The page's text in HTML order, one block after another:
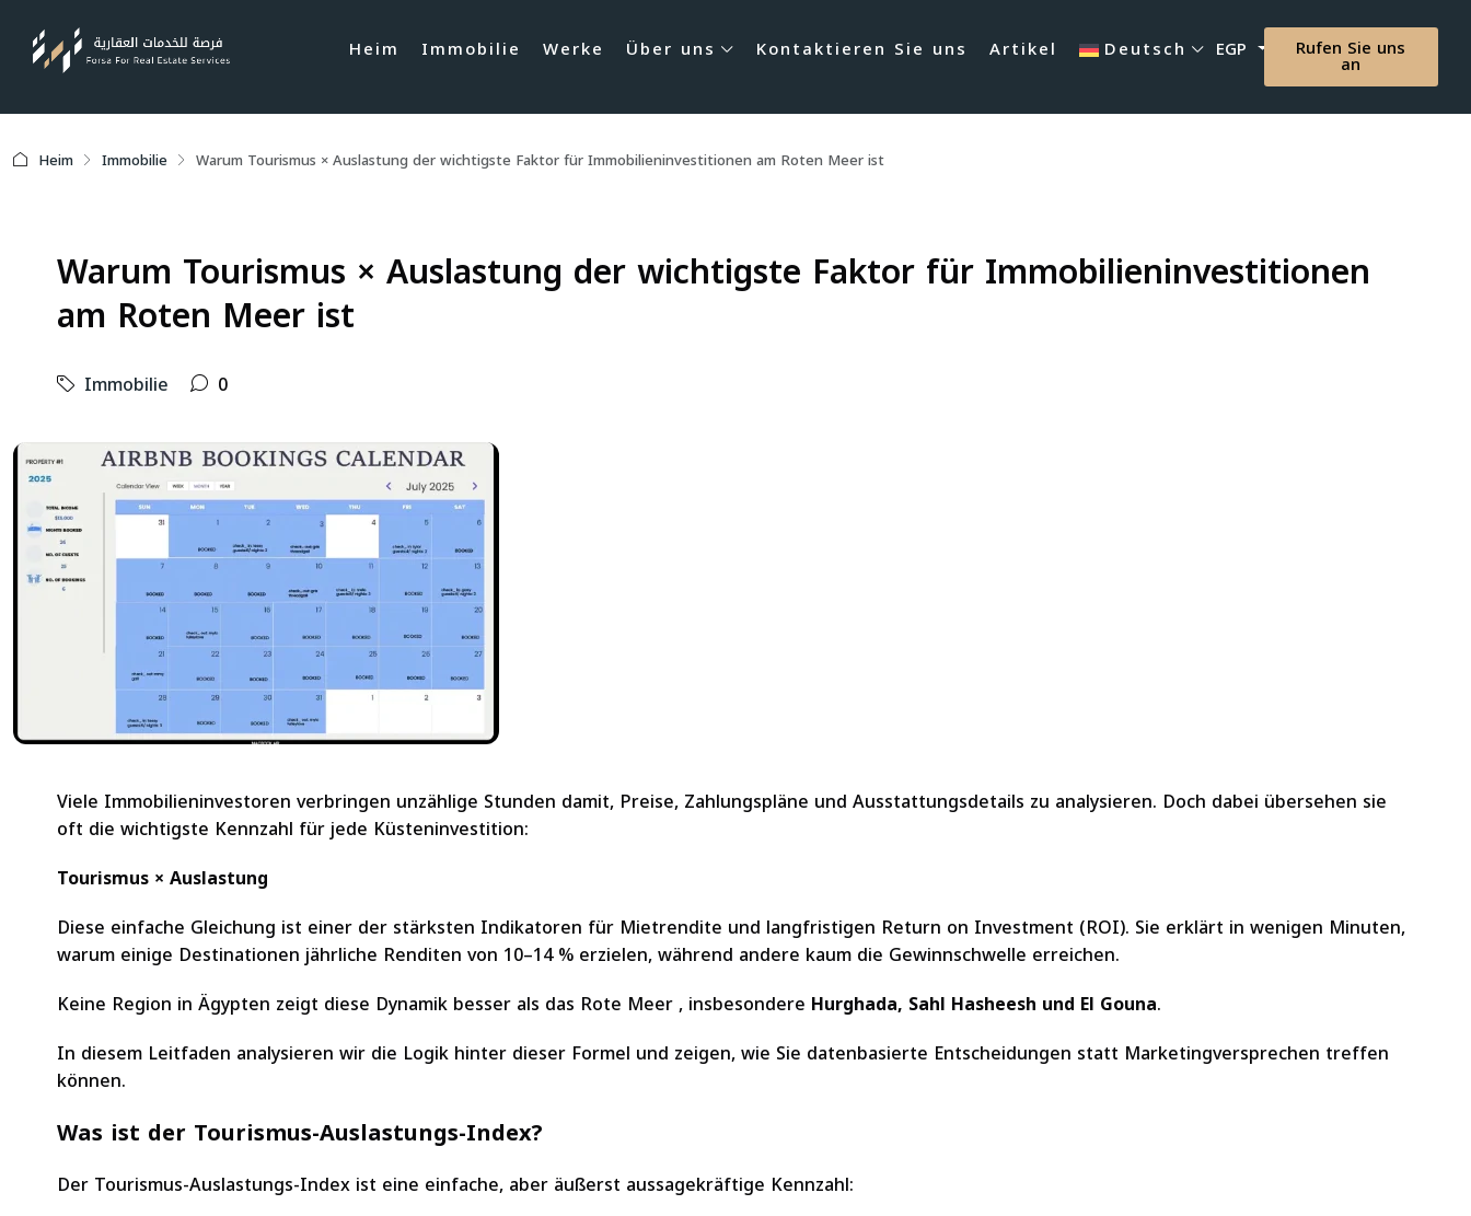
Heim Immobilie Werke Über uns Kontaktieren Sie uns Artikel Deutsch EGP Rufen Sie uns
an
Heim Immobilie Warum Tourismus × Auslastung der wichtigste Faktor für Immobilieninvestitionen am Roten Meer ist
Warum Tourismus × Auslastung der wichtigste Faktor für Immobilieninvestitionen
am Roten Meer ist
Immobilie 0
Viele Immobilieninvestoren verbringen unzählige Stunden damit, Preise, Zahlungspläne und Ausstattungsdetails zu analysieren. Doch dabei übersehen sie
oft die wichtigste Kennzahl für jede Küsteninvestition:
Tourismus × Auslastung
Diese einfache Gleichung ist einer der stärksten Indikatoren für Mietrendite und langfristigen Return on Investment (ROI). Sie erklärt in wenigen Minuten,
warum einige Destinationen jährliche Renditen von 10–14 % erzielen, während andere kaum die Gewinnschwelle erreichen.
Keine Region in Ägypten zeigt diese Dynamik besser als das Rote Meer , insbesondere Hurghada, Sahl Hasheesh und El Gouna.
In diesem Leitfaden analysieren wir die Logik hinter dieser Formel und zeigen, wie Sie datenbasierte Entscheidungen statt Marketingversprechen treffen
können.
Was ist der Tourismus-Auslastungs-Index?
Der Tourismus-Auslastungs-Index ist eine einfache, aber äußerst aussagekräftige Kennzahl: